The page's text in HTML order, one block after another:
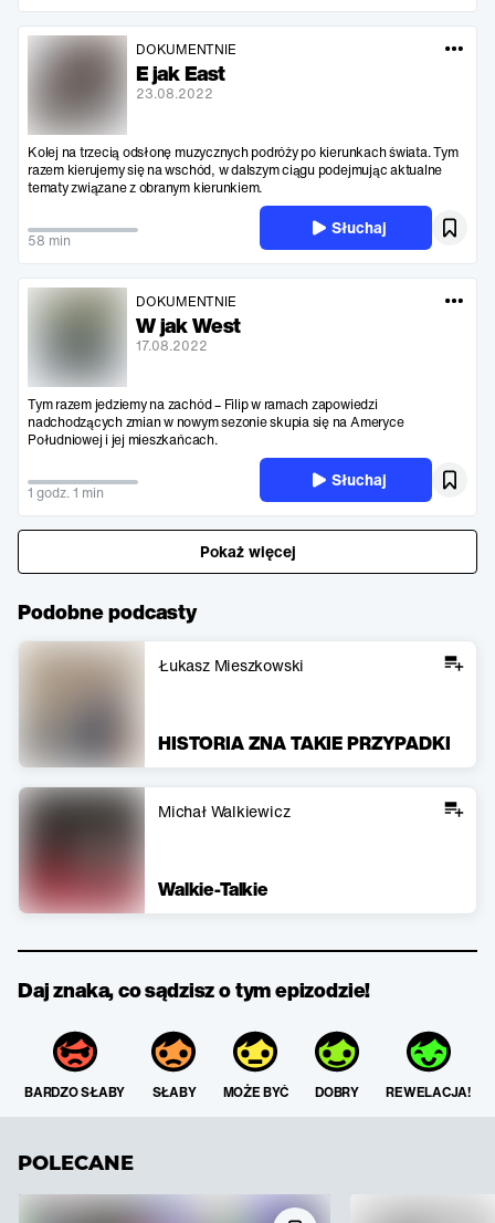
DOKUMENTNIE
E jak East
23.08.2022
Kolej na trzecią odsłonę muzycznych podróży po kierunkach świata. Tym
razem kierujemy się na wschód, w dalszym ciągu podejmując aktualne
tematy związane z obranym kierunkiem.
58 min
Słuchaj
DOKUMENTNIE
W jak West
17.08.2022
Tym razem jedziemy na zachód – Filip w ramach zapowiedzi
nadchodzących zmian w nowym sezonie skupia się na Ameryce
Południowej i jej mieszkańcach.
1 godz. 1 min
Słuchaj
Pokaż więcej
Podobne podcasty
Łukasz Mieszkowski
HISTORIA ZNA TAKIE PRZYPADKI
Michał Walkiewicz
Walkie-Talkie
Daj znaka, co sądzisz o tym epizodzie!
BARDZO SŁABY SŁABY MOŻE BYĆ DOBRY REWELACJA!
POLECANE